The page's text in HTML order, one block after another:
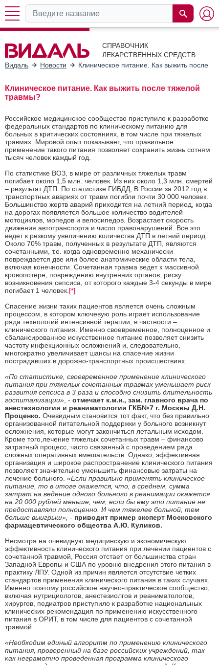
СПРАВОЧНИК
ЛЕКАРСТВЕННЫХ СРЕДСТВ
Видаль
Новости Клиническое питание. Как выжить после
Клиническое питание. Как выжить после тяжелой
травмы?
Российское медицинское сообщество приступило к разработке
федеральных стандартов по клиническому питанию для
больных в критических состояниях, в том числе при тяжелых
травмах. Мировой опыт показывает, что правильное
применение такого питания позволяет сохранить жизнь сотням
тысяч человек каждый год.
По статистике ВОЗ, в мире от различных тяжелых травм
погибает около 1,5 млн. человек. Из них около 1,3 млн. смертей
– результат ДТП. По статистике ГИБДД, В России за 2012 год в
транспортных авариях от травм погибли почти 30 000 человек.
Большинство жертв аварий приходится на летний период, когда
на дорогах появляется большое количество водителей
мотоциклов, мопедов и велосипедов. Возрастает скорость
движения автотранспорта и число правонарушений. Все это
ведет к резкому увеличению количества ДТП в летний период.
Около 70% травм, полученных в результате ДТП, являются
сочетанными, т.е. когда одновременно механически
повреждается две или более анатомические области тела,
включая конечности. Сочетанная травма ведет к массивной
кровопотере, повреждению внутренних органов, риску
возникновения сепсиса, от которого каждые 3-4 секунды в мире
погибает 1 человек. [*]
Спасение жизни таких пациентов является очень сложным
процессом, в котором ключевую роль играет использование
ряда технологий интенсивной терапии, в частности –
клинического питания. Именно своевременное, полноценное и
сбалансированное искусственное питание позволяет снизить
частоту инфекционных осложнений и, следовательно,
многократно увеличивает шансы на спасение жизни
пострадавших в дорожно-транспортных происшествиях.
«По статистике, своевременное применение клинического
питания при тяжелых сочетанных травмах уменьшает риск
развития сепсиса в 3 раза и способно снизить длительность
госпитализации» , - отмечает к.м.н., зам. главного врача по
анестезиологии и реаниматологии ГКБ№7 г. Москвы Д.Н.
Проценко. Очевидным становится тот факт, что без правильно
организованной питательной поддержки у больного возникнут
осложнения, которые могут закончиться летальным исходом.
Кроме того,лечение тяжелых сочетанных травм – финансово
затратный процесс, часто связанный с проведением ряда
сложных оперативных вмешательств. Однако, эффективная
организация и широкое распространение клинического питания
позволяет значительно уменьшить финансовые затраты на
лечение больного. «Если правильно применять клиническое
питание, то в итоге окажется, что, в среднем, сумма
затрат на ведение одного больного в реанимации окажется
на 20 000 рублей меньше, чем, если бы ему это питание не
предоставляли полноценно. И чем тяжелее больной, тем
больше выигрыш», - приводит пример эксперт Московского
фармацевтического общества А.Ю. Куликов.
Несмотря на очевидную медицинскую и экономическую
эффективность клинического питания при лечении пациентов с
сочетанной травмой, Россия отстает от большинства стран
Западной Европы и США по уровню внедрения этого питания в
практику ЛПУ. Одной из причин является отсутствие четких
стандартов применения клинического питания в таких случаях.
Именно поэтому российское научно-практическое сообщество,
включая нутрициологов, анестезиолгов и реаниматологов,
хирургов, педиатров приступило к разработке национальных
клинических рекомендация по применению искусственного
питания в ОРИТ, в том числе для пациентов с сочетанной
травмой.
«Необходим единый алгоритм по применению клинического
питания, проверенный на базе российских учреждений, так
как неграмотно проведенная программа клинического